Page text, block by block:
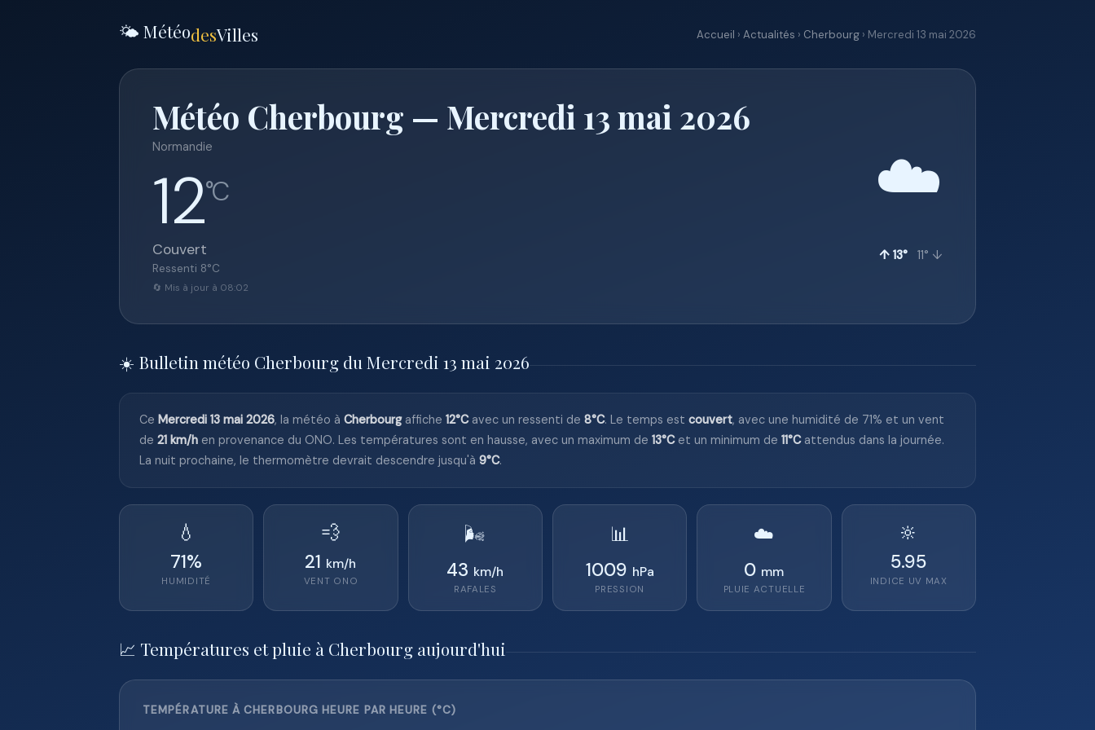
🌤️ MétéodesVilles Accueil › Actualités › Cherbourg › Mercredi 13 mai 2026
Météo Cherbourg — Mercredi 13 mai 2026
Normandie
12°C
Couvert
Ressenti 8°C
🔄 Mis à jour à 08:02
☁️
↑ 13° 11° ↓
☀️ Bulletin météo Cherbourg du Mercredi 13 mai 2026
Ce Mercredi 13 mai 2026, la météo à Cherbourgaffiche 12°Cavec un ressenti de 8°C. Le temps est couvert, avec une humidité de 71% et un vent
de 21 km/h en provenance du ONO. Les températures sont en hausse, avec un maximum de 13°Cet un minimum de 11°Cattendus dans la journée.
La nuit prochaine, le thermomètre devrait descendre jusqu'à 9°C.
💧
71%
HUMIDITÉ
💨
21 km/h
VENT ONO
🌬️
43 km/h
RAFALES
📊
1009 hPa
PRESSION
☁️
0 mm
PLUIE ACTUELLE
🔆
5.95
INDICE UV MAX
📈 Températures et pluie à Cherbourg aujourd'hui
TEMPÉRATURE À CHERBOURG HEURE PAR HEURE (°C)